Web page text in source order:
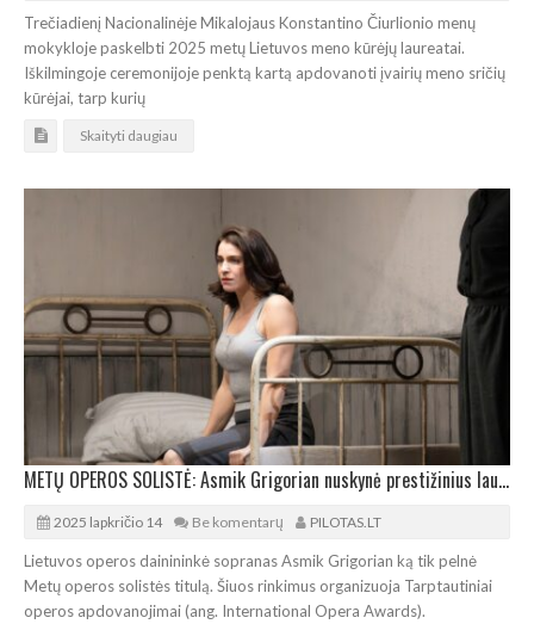
Trečiadienį Nacionalinėje Mikalojaus Konstantino Čiurlionio menų
mokykloje paskelbti 2025 metų Lietuvos meno kūrėjų laureatai.
Iškilmingoje ceremonijoje penktą kartą apdovanoti įvairių meno sričių
kūrėjai, tarp kurių
Skaityti daugiau
METŲ OPEROS SOLISTĖ: Asmik Grigorian nuskynė prestižinius laurus
2025 lapkričio 14 Be komentarų PILOTAS.LT
Lietuvos operos dainininkė sopranas Asmik Grigorian ką tik pelnė
Metų operos solistės titulą. Šiuos rinkimus organizuoja Tarptautiniai
operos apdovanojimai (ang. International Opera Awards).